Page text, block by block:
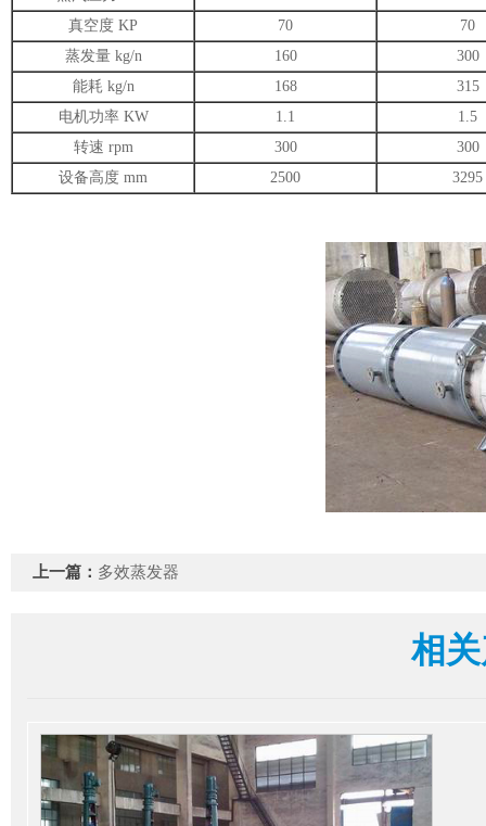
真空度 KP
70
70
蒸发量 kg/n
160
300
能耗 kg/n
168
315
电机功率 KW
1.1
1.5
转速 rpm
300
300
设备高度 mm
2500 3295
上一篇： 多效蒸发器
相